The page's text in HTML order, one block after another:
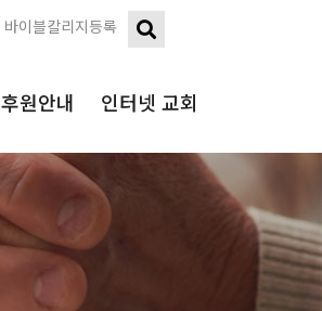
바이블칼리지등록
후원안내 인터넷 교회